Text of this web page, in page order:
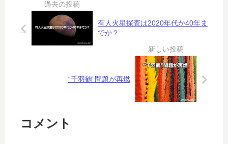
バ
に
は
ガ
ッ
行
方
も
過
剰
な
感
有人火星探査は2020年代か40年ま
でか？
“千羽鶴”問題が再燃
コメント